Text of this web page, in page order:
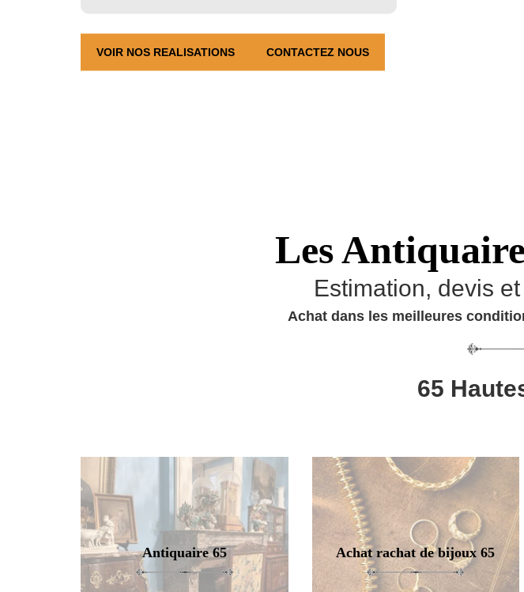
VOIR NOS REALISATIONS CONTACTEZ NOUS
Les
Estimation, devis
Achat dans les meilleures
65
Antiquaire 65 Achat rachat de bijoux 65